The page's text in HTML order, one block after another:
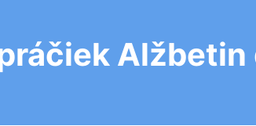
Alžbetin